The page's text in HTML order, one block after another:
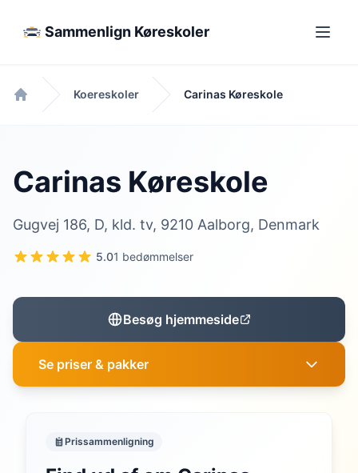
Sammenlign Køreskoler
Forside
Koereskoler Carinas Køreskole
Carinas Køreskole
Gugvej 186, D, kld. tv, 9210 Aalborg, Denmark
5.01 bedømmelser
Besøg hjemmeside
Se priser & pakker
Prissammenligning